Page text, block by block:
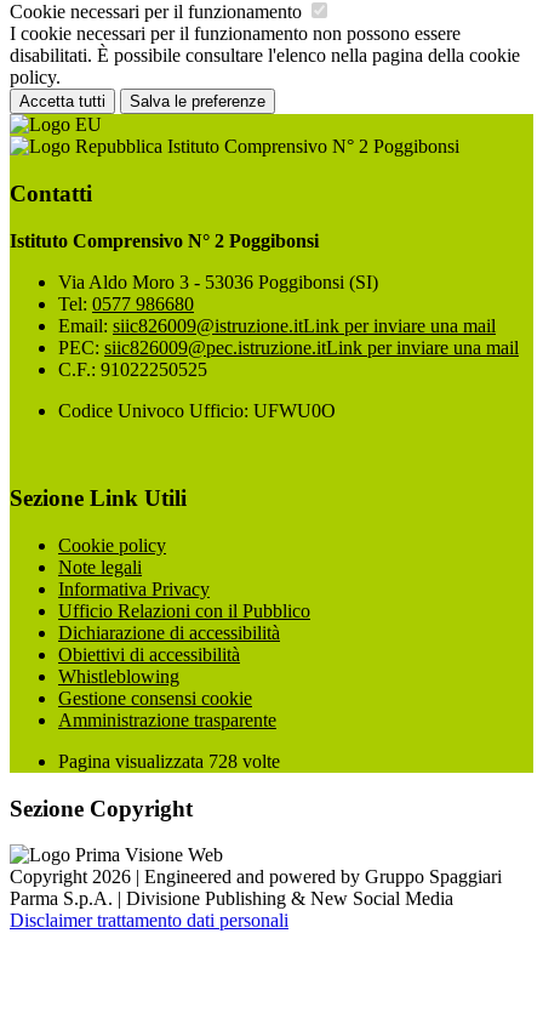
Cookie necessari per il funzionamento
I cookie necessari per il funzionamento non possono essere
disabilitati. È possibile consultare l'elenco nella pagina della cookie
policy.
Accetta tutti Salva le preferenze
Istituto Comprensivo N° 2 Poggibonsi
Contatti
Istituto Comprensivo N° 2 Poggibonsi
Via Aldo Moro 3 - 53036 Poggibonsi (SI)
Tel: 0577 986680
Email: siic826009@istruzione.itLink per inviare una mail
PEC: siic826009@pec.istruzione.itLink per inviare una mail
C.F.: 91022250525
Codice Univoco Ufficio: UFWU0O
Sezione Link Utili
Cookie policy
Note legali
Informativa Privacy
Ufficio Relazioni con il Pubblico
Dichiarazione di accessibilità
Obiettivi di accessibilità
Whistleblowing
Gestione consensi cookie
Amministrazione trasparente
Pagina visualizzata 728 volte
Sezione Copyright
Copyright 2026 | Engineered and powered by Gruppo Spaggiari
Parma S.p.A. | Divisione Publishing & New Social Media
Disclaimer trattamento dati personali